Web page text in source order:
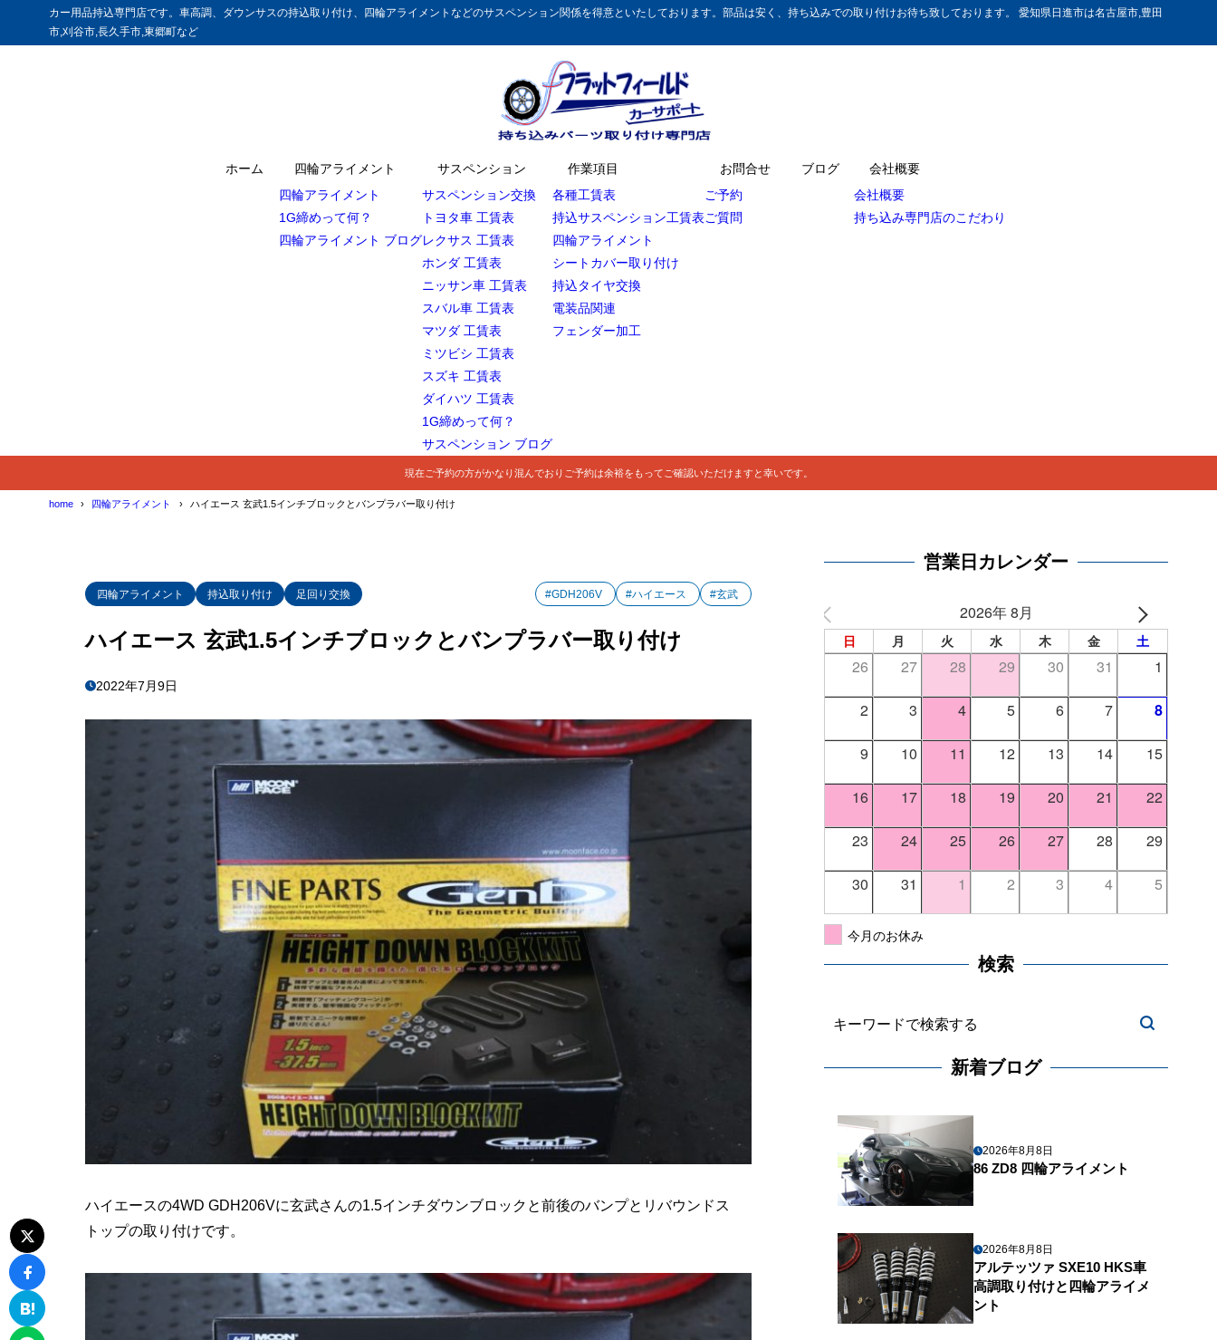
カー用品持込専門店です。車高調、ダウンサスの持込取り付け、四輪アライメントなどのサスペンション関係を得意といたしております。部品は安く、持ち込みでの取り付けお待ち致しております。 愛知県日進市は名古屋市,豊田
市,刈谷市,長久手市,東郷町など
ホーム
四輪アライメント
四輪アライメント
1G締めって何？
四輪アライメント ブログ
サスペンション
サスペンション交換
トヨタ車 工賃表
レクサス 工賃表
ホンダ 工賃表
ニッサン車 工賃表
スバル車 工賃表
マツダ 工賃表
ミツビシ 工賃表
スズキ 工賃表
ダイハツ 工賃表
1G締めって何？
サスペンション ブログ
作業項目
各種工賃表
持込サスペンション工賃表
四輪アライメント
シートカバー取り付け
持込タイヤ交換
電装品関連
フェンダー加工
お問合せ
ご予約
ご質問
ブログ
会社概要
会社概要
持ち込み専門店のこだわり
現在ご予約の方がかなり混んでおりご予約は余裕をもってご確認いただけますと幸いです。
home 四輪アライメント ハイエース 玄武1.5インチブロックとバンプラバー取り付け
四輪アライメント 持込取り付け 足回り交換 #GDH206V #ハイエース #玄武
ハイエース 玄武1.5インチブロックとバンプラバー取り付け
2022年7月9日
ハイエースの4WD GDH206Vに玄武さんの1.5インチダウンブロックと前後のバンプとリバウンドス
トップの取り付けです。
営業日カレンダー
2026年 8月
日 月 火 水 木 金 土
26 27 28 29 30 31 1
2 3 4 5 6 7 8
9 10 11 12 13 14 15
16 17 18 19 20 21 22
23 24 25 26 27 28 29
30 31 1 2 3 4 5
今月のお休み
検索
新着ブログ
2026年8月8日
86 ZD8 四輪アライメント
2026年8月8日
アルテッツァ SXE10 HKS車
高調取り付けと四輪アライメ
ント